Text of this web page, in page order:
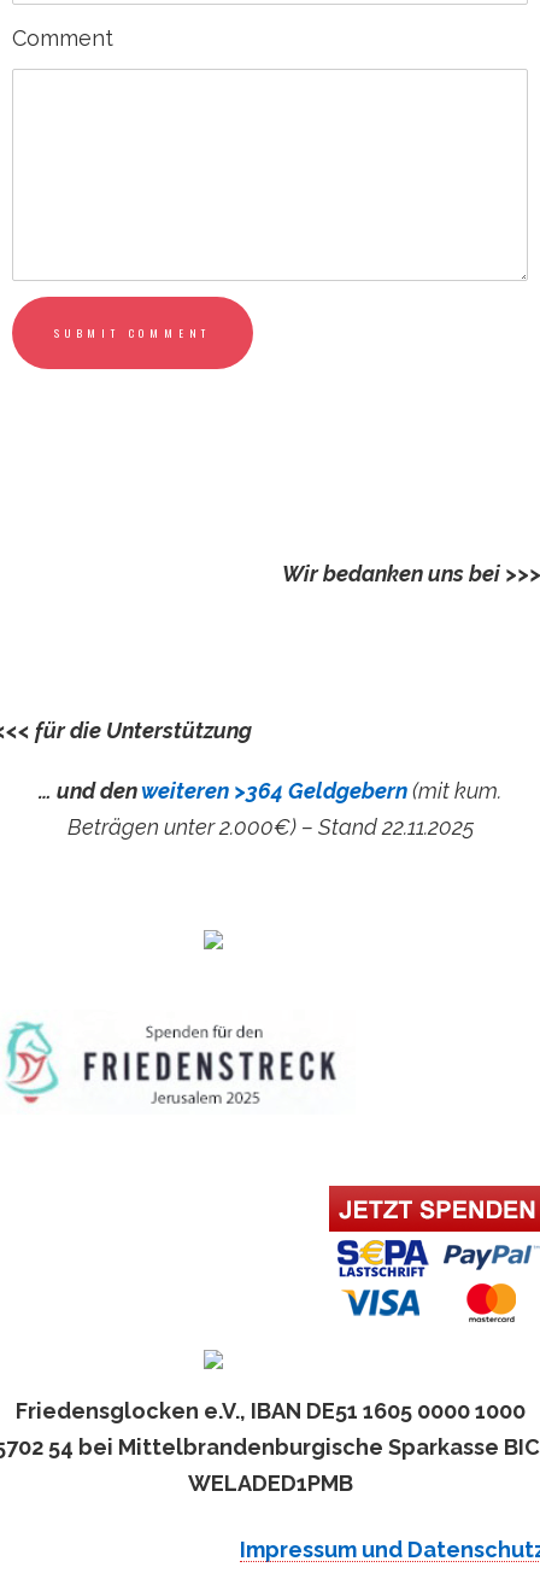
Comment
SUBMIT COMMENT
Wir bedanken uns bei
für die Unterstützung
… und denweiteren >364 Geldgebern(mit kum.
Beträgen unter 2.000€) – Stand 22.11.2025
Friedensglocken e.V., IBAN DE51 1605 0000 1000
54 bei Mittelbrandenburgische Sparkasse
WELADED1PMB
Impressum und